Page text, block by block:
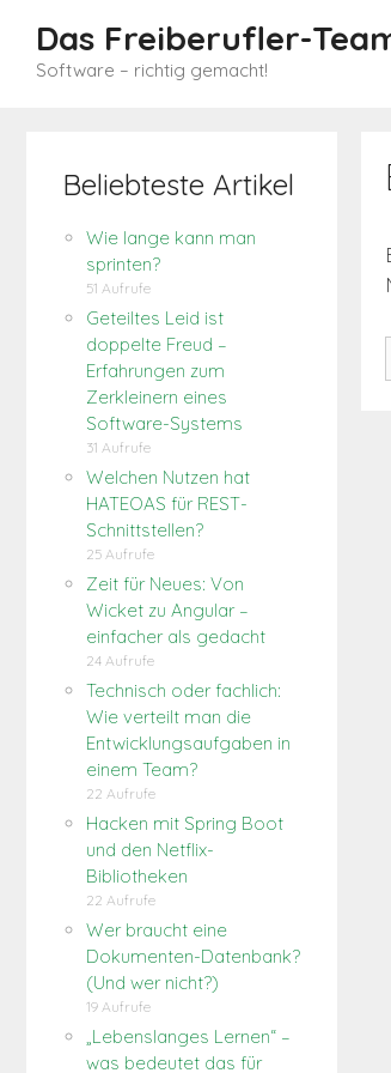
Inhalt
springen
Das Freiberufler-
Software – richtig gemacht!
Beliebteste Artikel
Wie lange kann man
sprinten?
51 Aufrufe
Geteiltes Leid ist
doppelte Freud –
Erfahrungen zum
Zerkleinern eines
Software-Systems
31 Aufrufe
Welchen Nutzen hat
HATEOAS für REST-
Schnittstellen?
25 Aufrufe
Zeit für Neues: Von
Wicket zu Angular –
einfacher als gedacht
24 Aufrufe
Technisch oder fachlich:
Wie verteilt man die
Entwicklungsaufgaben in
einem Team?
22 Aufrufe
Hacken mit Spring Boot
und den Netflix-
Bibliotheken
22 Aufrufe
Wer braucht eine
Dokumenten-Datenbank?
(Und wer nicht?)
19 Aufrufe
„Lebenslanges Lernen“ –
was bedeutet das für